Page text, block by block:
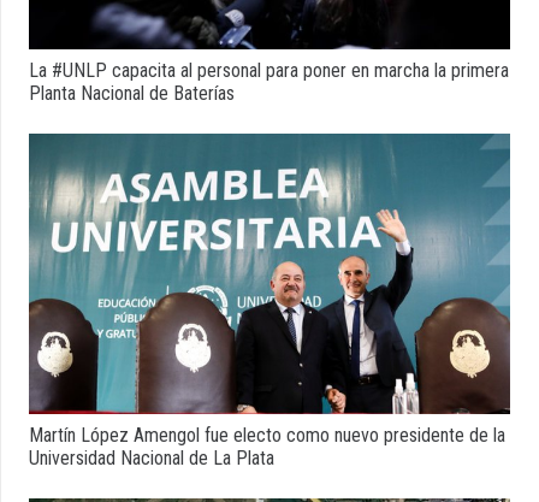
La #UNLP capacita al personal para poner en marcha la primera
Planta Nacional de Baterías
Martín López Amengol fue electo como nuevo presidente de la
Universidad Nacional de La Plata